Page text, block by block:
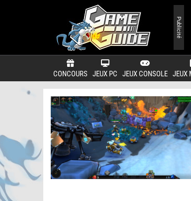
CONCOURS JEUX PC JEUX CONSOLE JEUX
Publicité